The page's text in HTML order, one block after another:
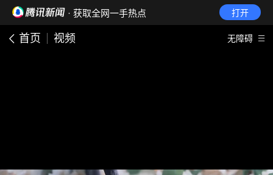
· 获取全网一手热点 打开
首页 视频 无障碍